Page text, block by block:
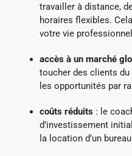
travailler à distance,
horaires flexibles.
votre vie
accès à un marché
toucher des clients
les opportunités par
coûts réduits : le
d’investissement
la location d’un